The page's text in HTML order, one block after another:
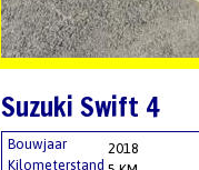
Suzuki Swift 4
Bouwjaar
2018
Kilometerstand